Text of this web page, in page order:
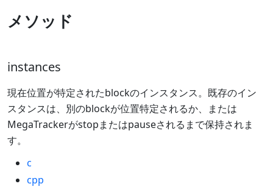
メソッド
instances
現在位置が特定されたblockのインスタンス。既存のイン
スタンスは、別のblockが位置特定されるか、または
MegaTrackerがstopまたはpauseされるまで保持されま
す。
c
cpp